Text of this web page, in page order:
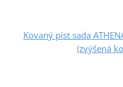
Kovaný píst sada
(zvýšená